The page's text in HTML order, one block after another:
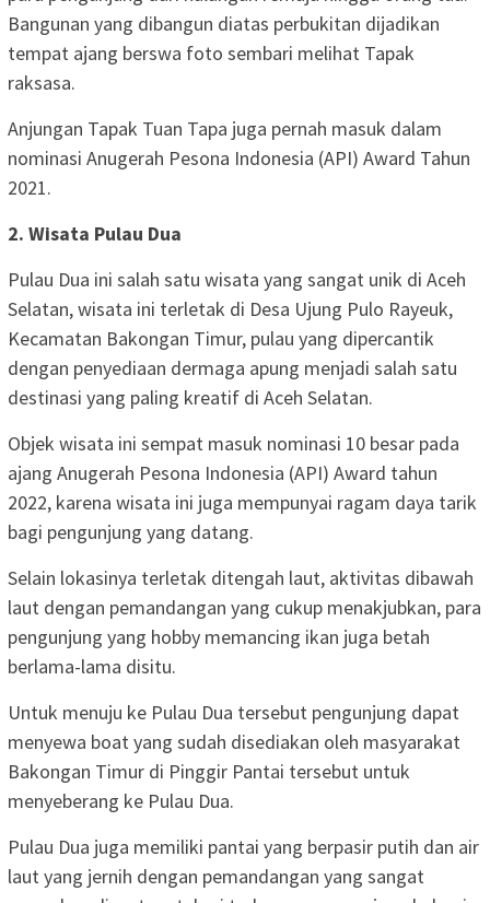
Bangunan yang dibangun diatas perbukitan dijadikan
tempat ajang berswa foto sembari melihat Tapak
raksasa.
Anjungan Tapak Tuan Tapa juga pernah masuk dalam
nominasi Anugerah Pesona Indonesia (API) Award Tahun
2021.
2. ‎Wisata Pulau Dua
‎Pulau Dua ini salah satu wisata yang sangat unik di Aceh
Selatan, wisata ini terletak di Desa Ujung Pulo Rayeuk,
Kecamatan Bakongan Timur, pulau yang dipercantik
dengan penyediaan dermaga apung menjadi salah satu
destinasi yang paling kreatif di Aceh Selatan.
‎Objek wisata ini sempat masuk nominasi 10 besar pada
ajang Anugerah Pesona Indonesia (API) Award tahun
2022, karena wisata ini juga mempunyai ragam daya tarik
bagi pengunjung yang datang.
‎Selain lokasinya terletak ditengah laut, aktivitas dibawah
laut dengan pemandangan yang cukup menakjubkan, para
pengunjung yang hobby memancing ikan juga betah
berlama-lama disitu.
‎Untuk menuju ke Pulau Dua tersebut pengunjung dapat
menyewa boat yang sudah disediakan oleh masyarakat
Bakongan Timur di Pinggir Pantai tersebut untuk
menyeberang ke Pulau Dua.
‎Pulau Dua juga memiliki pantai yang berpasir putih dan air
laut yang jernih dengan pemandangan yang sangat